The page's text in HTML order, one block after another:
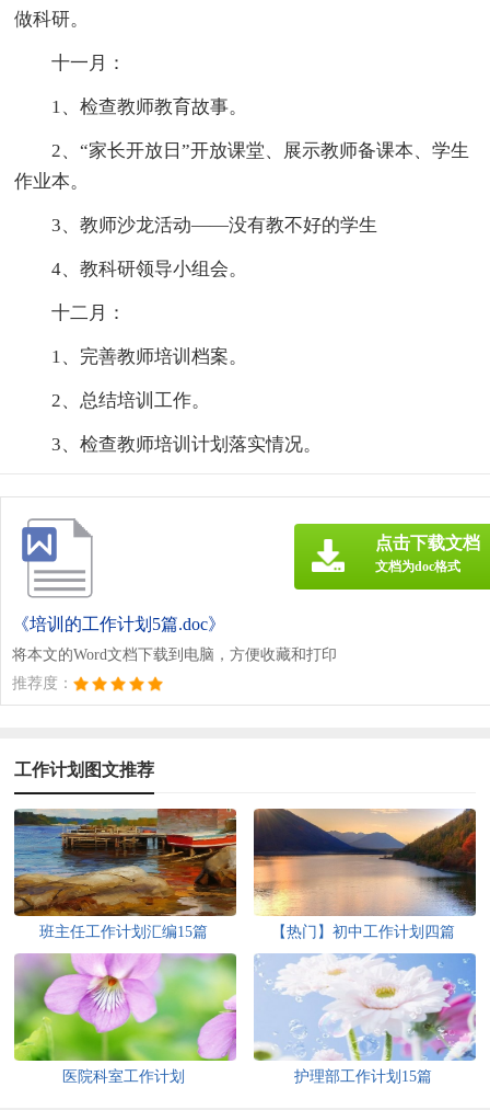
做科研。
十一月：
1、检查教师教育故事。
2、“家长开放日”开放课堂、展示教师备课本、学生
作业本。
3、教师沙龙活动——没有教不好的学生
4、教科研领导小组会。
十二月：
1、完善教师培训档案。
2、总结培训工作。
3、检查教师培训计划落实情况。
《培训的工作计划5篇.doc》
将本文的Word文档下载到电脑，方便收藏和打印
推荐度：
点击下载文档
文档为doc格式
工作计划图文推荐
班主任工作计划汇编15篇 【热门】初中工作计划四篇
医院科室工作计划 护理部工作计划15篇